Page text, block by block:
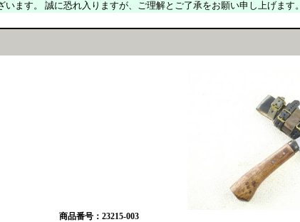
ます。 誠に恐れ入りますが、ご理解とご了承をお願い申し上げます。
商品番号：23215-003